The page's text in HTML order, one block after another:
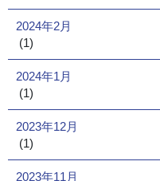
2024年2月
(1)
2024年1月
(1)
2023年12月
(1)
2023年11月